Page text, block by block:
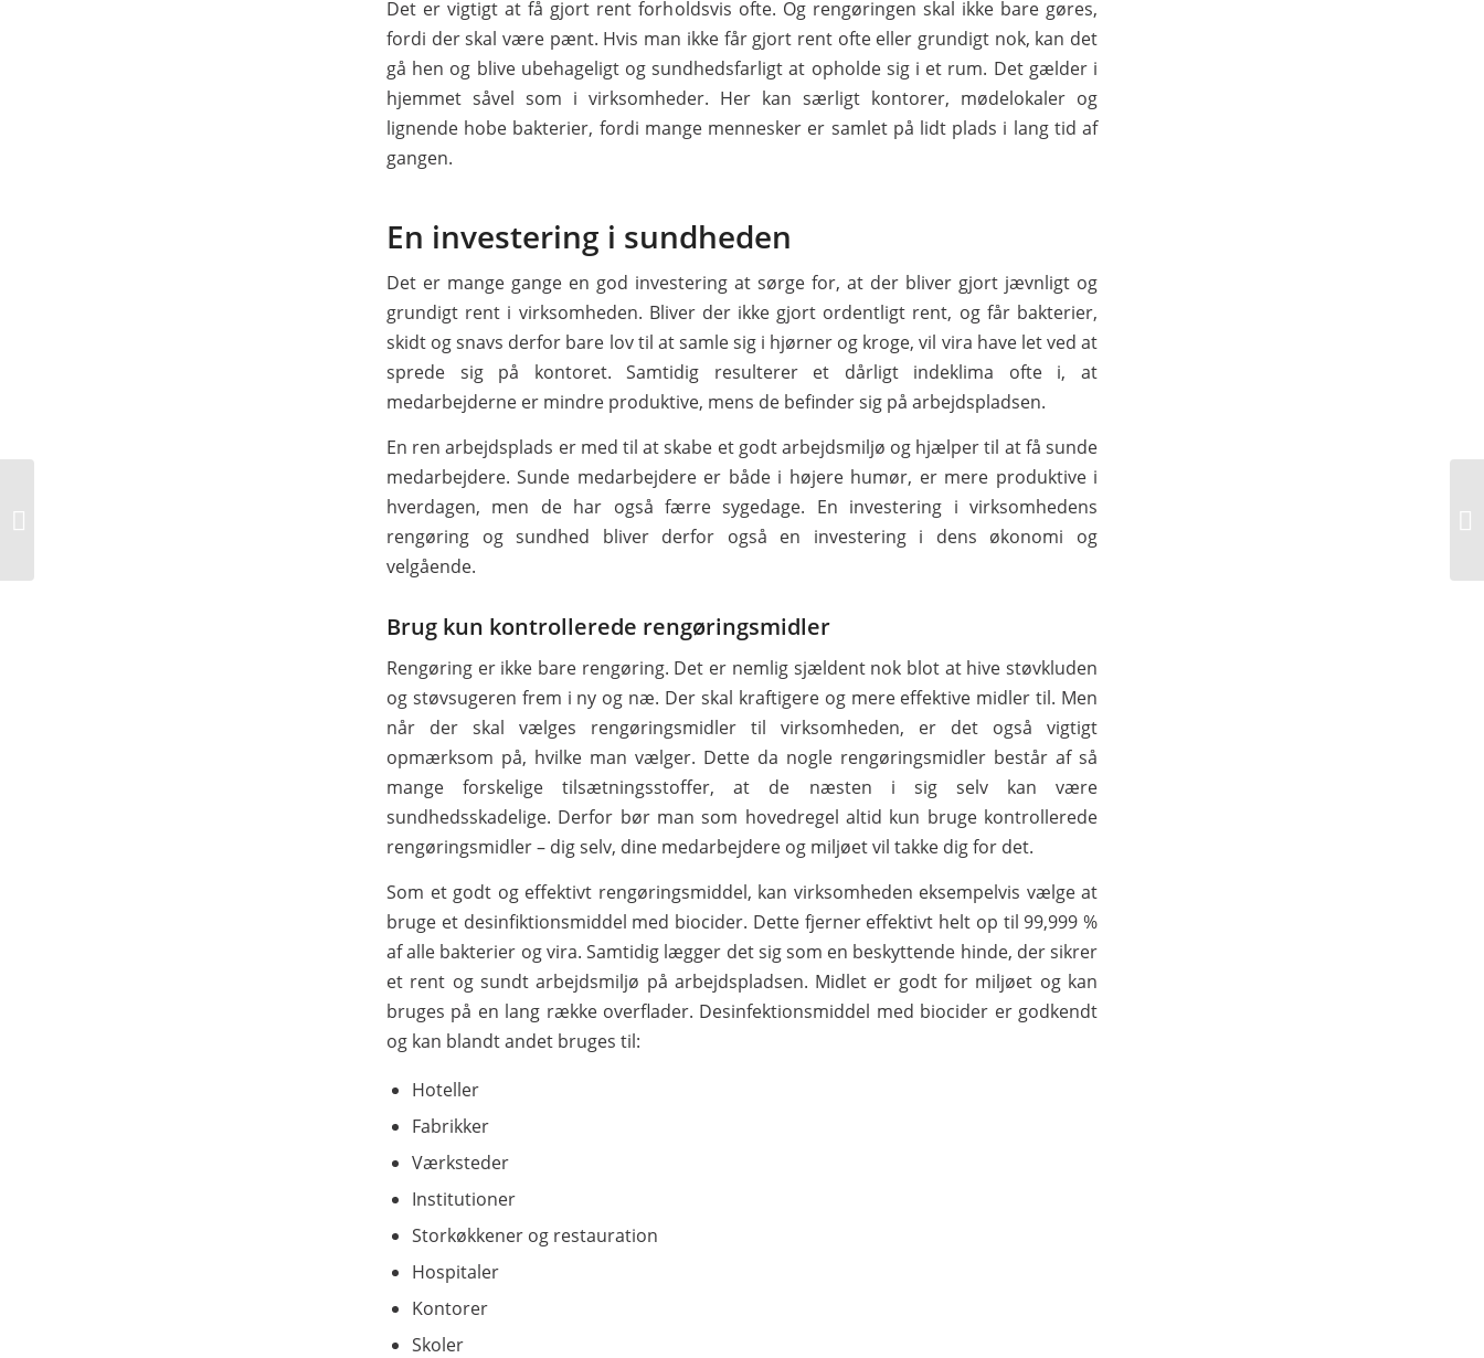
Det er vigtigt at få gjort rent forholdsvis ofte. Og rengøringen skal ikke bare gøres,
fordi der skal være pænt. Hvis man ikke får gjort rent ofte eller grundigt nok, kan det
gå hen og blive ubehageligt og sundhedsfarligt at opholde sig i et rum. Det gælder i
hjemmet såvel som i virksomheder. Her kan særligt kontorer, mødelokaler og
lignende hobe bakterier, fordi mange mennesker er samlet på lidt plads i lang tid af
gangen.
En investering i sundheden
Det er mange gange en god investering at sørge for, at der bliver gjort jævnligt og
grundigt rent i virksomheden. Bliver der ikke gjort ordentligt rent, og får bakterier,
skidt og snavs derfor bare lov til at samle sig i hjørner og kroge, vil vira have let ved at
sprede sig på kontoret. Samtidig resulterer et dårligt indeklima ofte i, at
medarbejderne er mindre produktive, mens de befinder sig på arbejdspladsen.
En ren arbejdsplads er med til at skabe et godt arbejdsmiljø og hjælper til at få sunde
medarbejdere. Sunde medarbejdere er både i højere humør, er mere produktive i
hverdagen, men de har også færre sygedage. En investering i virksomhedens
rengøring og sundhed bliver derfor også en investering i dens økonomi og
velgående.
Brug kun kontrollerede rengøringsmidler
Rengøring er ikke bare rengøring. Det er nemlig sjældent nok blot at hive støvkluden
og støvsugeren frem i ny og næ. Der skal kraftigere og mere effektive midler til. Men
når der skal vælges rengøringsmidler til virksomheden, er det også vigtigt
opmærksom på, hvilke man vælger. Dette da nogle rengøringsmidler består af så
mange forskelige tilsætningsstoffer, at de næsten i sig selv kan være
sundhedsskadelige. Derfor bør man som hovedregel altid kun bruge kontrollerede
rengøringsmidler – dig selv, dine medarbejdere og miljøet vil takke dig for det.
Som et godt og effektivt rengøringsmiddel, kan virksomheden eksempelvis vælge at
bruge et desinfiktionsmiddel med biocider. Dette fjerner effektivt helt op til 99,999 %
af alle bakterier og vira. Samtidig lægger det sig som en beskyttende hinde, der sikrer
et rent og sundt arbejdsmiljø på arbejdspladsen. Midlet er godt for miljøet og kan
bruges på en lang række overflader. Desinfektionsmiddel med biocider er godkendt
og kan blandt andet bruges til:
Hoteller
Fabrikker
Værksteder
Institutioner
Storkøkkener og restauration
Hospitaler
Kontorer
Skoler